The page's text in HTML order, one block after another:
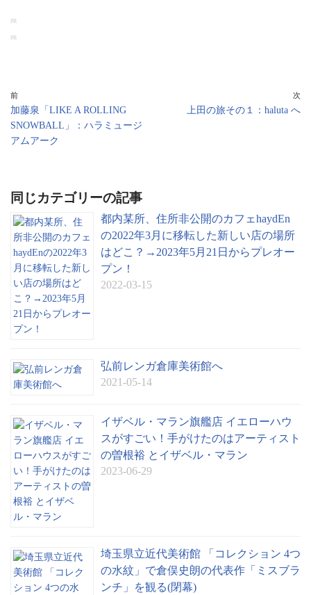
sl
PR
PR
前
加藤泉「LIKE A ROLLING
SNOWBALL」：ハラミュージ
アムアーク
次
上田の旅その１：haluta へ
同じカテゴリーの記事
都内某所、住所非公開のカフェhaydEn
の2022年3月に移転した新しい店の場所
はどこ？→2023年5月21日からプレオー
プン！
2022-03-15
弘前レンガ倉庫美術館へ
2021-05-14
イザベル・マラン旗艦店 イエローハウ
スがすごい！手がけたのはアーティスト
の曽根裕 とイザベル・マラン
2023-06-29
埼玉県立近代美術館 「コレクション 4つ
の水紋」で倉俣史朗の代表作「ミスブラ
ンチ」を観る(閉幕)